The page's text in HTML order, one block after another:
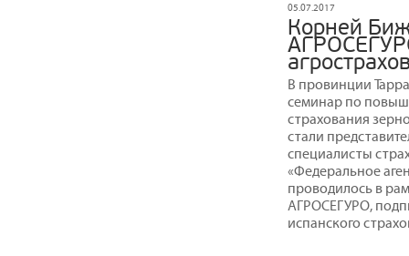
05.07.2017
Корней
В провинции
семинар по
страхования
стали
специалисты
«Федеральное
проводилось в
АГРОСЕГУРО,
испанского